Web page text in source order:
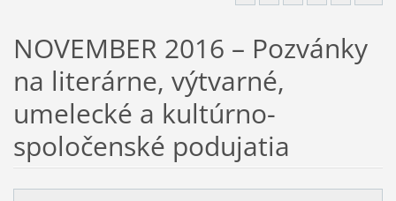
NOVEMBER 2016 – Pozvánky
na literárne, výtvarné,
umelecké a kultúrno-
spoločenské podujatia